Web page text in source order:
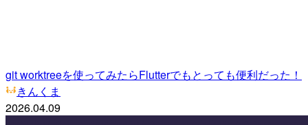
git worktreeを使ってみたらFlutterでもとっても便利だった！
きんくま
2026.04.09